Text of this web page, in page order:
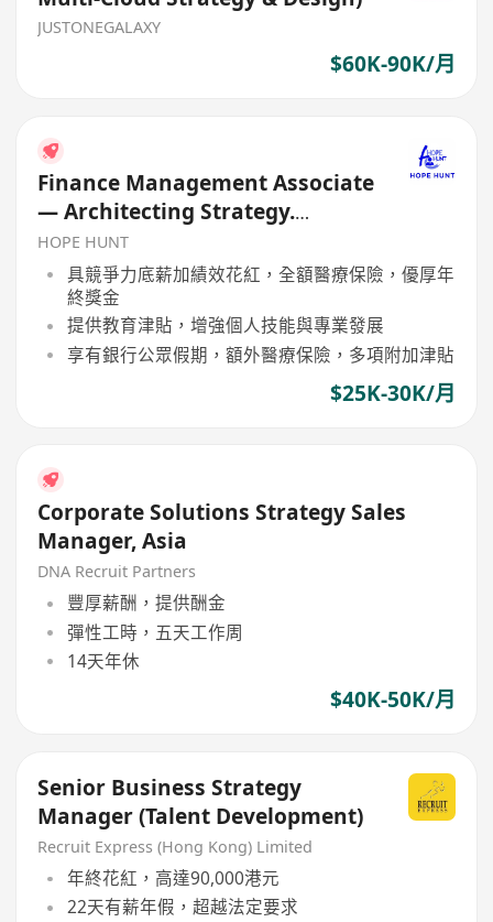
JUSTONEGALAXY
$60K-90K/月
Finance Management Associate
— Architecting Strategy.
Mastering Markets
HOPE HUNT
具競爭力底薪加績效花紅，全額醫療保險，優厚年
終獎金
提供教育津貼，增強個人技能與專業發展
享有銀行公眾假期，額外醫療保險，多項附加津貼
$25K-30K/月
Corporate Solutions Strategy Sales
Manager, Asia
DNA Recruit Partners
豐厚薪酬，提供酬金
彈性工時，五天工作周
14天年休
$40K-50K/月
Senior Business Strategy
Manager (Talent Development)
Recruit Express (Hong Kong) Limited
年終花紅，高達90,000港元
22天有薪年假，超越法定要求